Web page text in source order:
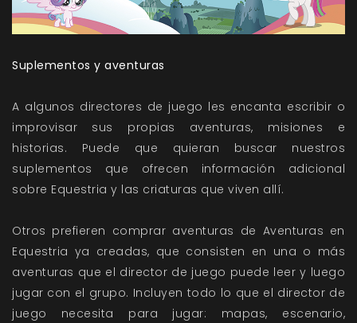
Suplementos y aventuras
A algunos directores de juego les encanta escribir o
improvisar sus propias aventuras, misiones e
historias. Puede que quieran buscar nuestros
suplementos que ofrecen información adicional
sobre Equestria y las criaturas que viven allí.
Otros prefieren comprar aventuras de Aventuras en
Equestria ya creadas, que consisten en una o más
aventuras que el director de juego puede leer y luego
jugar con el grupo. Incluyen todo lo que el director de
juego necesita para jugar: mapas, escenario,